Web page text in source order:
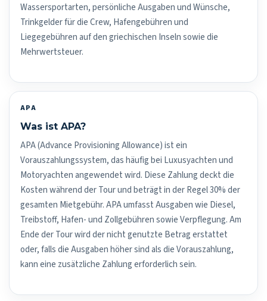
Wassersportarten, persönliche Ausgaben und Wünsche,
Trinkgelder für die Crew, Hafengebühren und
Liegegebühren auf den griechischen Inseln sowie die
Mehrwertsteuer.
APA
Was ist APA?
APA (Advance Provisioning Allowance) ist ein
Vorauszahlungssystem, das häufig bei Luxusyachten und
Motoryachten angewendet wird. Diese Zahlung deckt die
Kosten während der Tour und beträgt in der Regel 30% der
gesamten Mietgebühr. APA umfasst Ausgaben wie Diesel,
Treibstoff, Hafen- und Zollgebühren sowie Verpflegung. Am
Ende der Tour wird der nicht genutzte Betrag erstattet
oder, falls die Ausgaben höher sind als die Vorauszahlung,
kann eine zusätzliche Zahlung erforderlich sein.